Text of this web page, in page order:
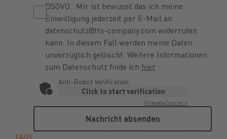
DSGVO. Mir ist bewusst das ich meine
Einwilligung jederzeit per E-Mail an
datenschutz@tts-company.com widerrufen
kann. In diesem Fall werden meine Daten
unverzüglich gelöscht. Weitere Informationen
zum Datenschutz finde ich hier
Anti-Robot Verification
Click to start verification
FriendlyCaptcha ⇗
Nachricht absenden
Nachricht absenden
FAQS